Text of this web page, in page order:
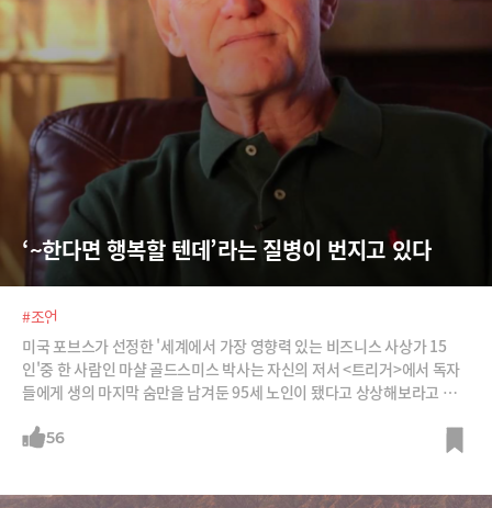
‘~한다면 행복할 텐데’라는 질병이 번지고 있다
#조언
미국 포브스가 선정한 '세계에서 가장 영향력 있는 비즈니스 사상가 15
인'중 한 사람인 마샬 골드스미스 박사는 자신의 저서 <트리거>에서 독자
들에게 생의 마지막 숨만을 남겨둔 95세 노인이 됐다고 상상해보라고 주문
56